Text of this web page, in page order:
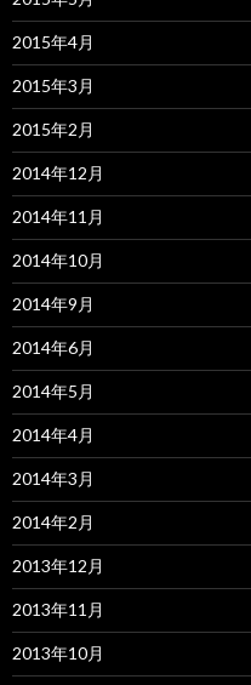
2015年4月
2015年3月
2015年2月
2014年12月
2014年11月
2014年10月
2014年9月
2014年6月
2014年5月
2014年4月
2014年3月
2014年2月
2013年12月
2013年11月
2013年10月